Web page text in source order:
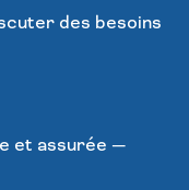
des besoins
et assurée —